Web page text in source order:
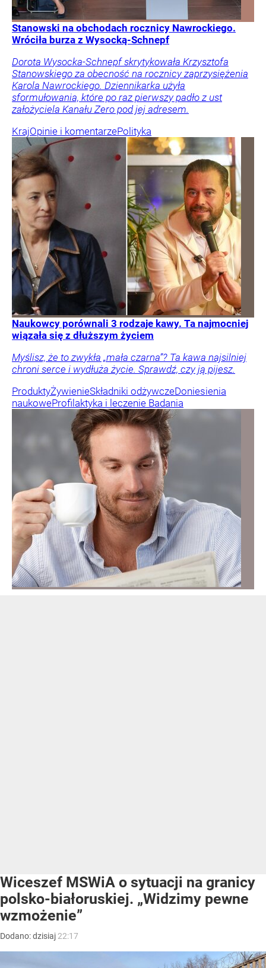
Stanowski na obchodach rocznicy Nawrockiego.
Wróciła burza z Wysocką-Schnepf
Dorota Wysocka-Schnepf skrytykowała Krzysztofa
Stanowskiego za obecność na rocznicy zaprzysiężenia
Karola Nawrockiego. Dziennikarka użyła
sformułowania, które po raz pierwszy padło z ust
założyciela Kanału Zero pod jej adresem.
KrajOpinie i komentarzePolityka
Naukowcy porównali 3 rodzaje kawy. Ta najmocniej
wiązała się z dłuższym życiem
Myślisz, że to zwykła „mała czarna”? Ta kawa najsilniej
chroni serce i wydłuża życie. Sprawdź, czy ją pijesz.
ProduktyŻywienieSkładniki odżywczeDoniesienia
naukoweProfilaktyka i leczenie Badania
Wiceszef MSWiA o sytuacji na granicy
polsko-białoruskiej. „Widzimy pewne
wzmożenie”
Dodano:dzisiaj 22:17